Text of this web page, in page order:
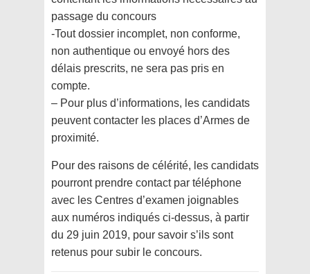
passage du concours
-Tout dossier incomplet, non conforme,
non authentique ou envoyé hors des
délais prescrits, ne sera pas pris en
compte.
– Pour plus d’informations, les candidats
peuvent contacter les places d’Armes de
proximité.
Pour des raisons de célérité, les candidats
pourront prendre contact par téléphone
avec les Centres d’examen joignables
aux numéros indiqués ci-dessus, à partir
du 29 juin 2019, pour savoir s’ils sont
retenus pour subir le concours.